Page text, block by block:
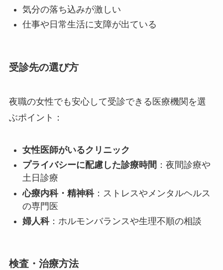
気分の落ち込みが激しい
仕事や日常生活に支障が出ている
受診先の選び方
夜職の女性でも安心して受診できる医療機関を選
ぶポイント：
女性医師がいるクリニック
プライバシーに配慮した診療時間 ：夜間診療や
土日診療
心療内科・精神科：ストレスやメンタルヘルス
の専門医
婦人科：ホルモンバランスや生理不順の相談
検査・治療方法